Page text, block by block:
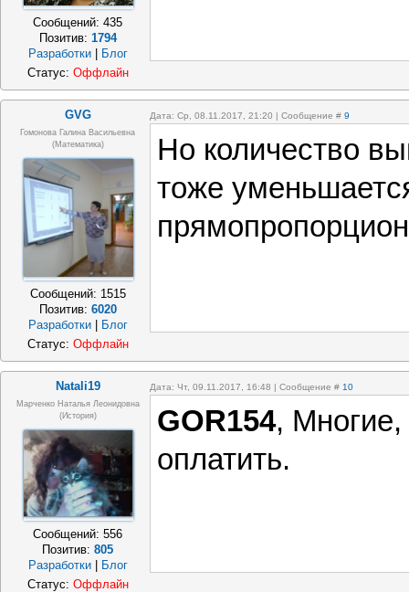
Сообщений:435
Позитив: 1794
Разработки
Блог
Статус: Оффлайн
GVG Дата: Ср, 08.11.2017, 21:20 | Сообщение # 9
Гомонова Галина Васильевна
(математика)
Сообщений: 1515
Позитив: 6020
Разработки
Блог
Но количество
тоже
Статус: Оффлайн
Natali19 Дата: Чт, 09.11.2017, 16:48 | Сообщение # 10
Марченко Наталья Леонидовна
(история)
Сообщений:556
Позитив:805
Разработки
Блог
GOR154, Многие,
оплатить.
Статус: Оффлайн